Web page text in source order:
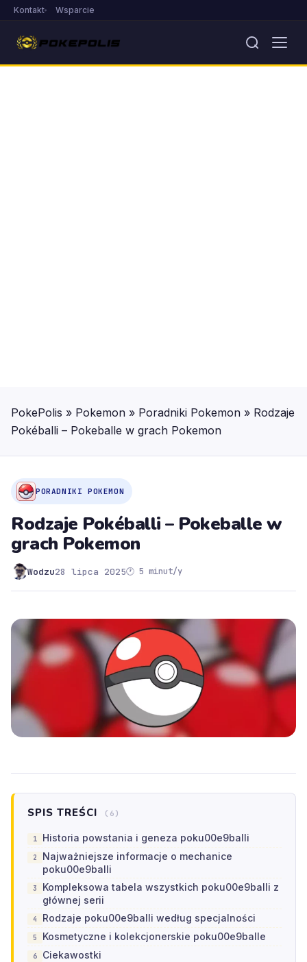
Kontakt Wsparcie
PokePolis » Pokemon » Poradniki Pokemon » Rodzaje
Pokéballi – Pokeballe w grach Pokemon
PORADNIKI POKEMON
Rodzaje Pokéballi – Pokeballe w
grach Pokemon
Wodzu28 lipca 2025🕐 5 minut/y
SPIS TREŚCI (6)
Historia powstania i geneza poku00e9balli
Najważniejsze informacje o mechanice
poku00e9balli
Kompleksowa tabela wszystkich poku00e9balli z
głównej serii
Rodzaje poku00e9balli według specjalności
Kosmetyczne i kolekcjonerskie poku00e9balle
Ciekawostki